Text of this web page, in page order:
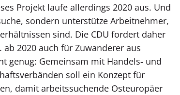
Projekt laufe allerdings 2020 aus. Und
sondern unterstütze Arbeitnehmer,
sind. Die CDU fordert daher
ab 2020 auch für Zuwanderer aus
genug: Gemeinsam mit Handels- und
soll ein Konzept für
damit arbeitssuchende Osteuropäer